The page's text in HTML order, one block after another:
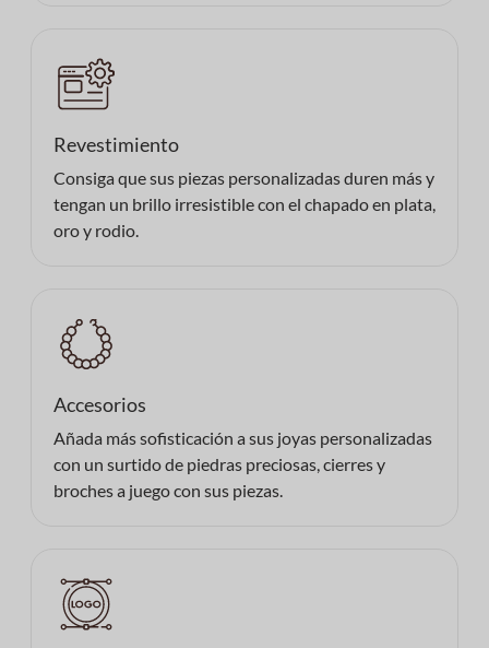
Revestimiento
Consiga que sus piezas personalizadas duren más y
tengan un brillo irresistible con el chapado en plata,
oro y rodio.
Accesorios
Añada más sofisticación a sus joyas personalizadas
con un surtido de piedras preciosas, cierres y
broches a juego con sus piezas.